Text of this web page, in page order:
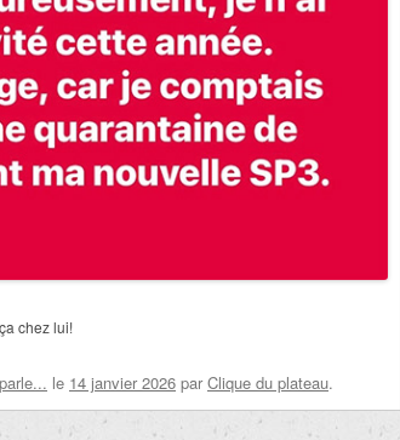
chez lui!
le 14 janvier 2026 par Clique du plateau.